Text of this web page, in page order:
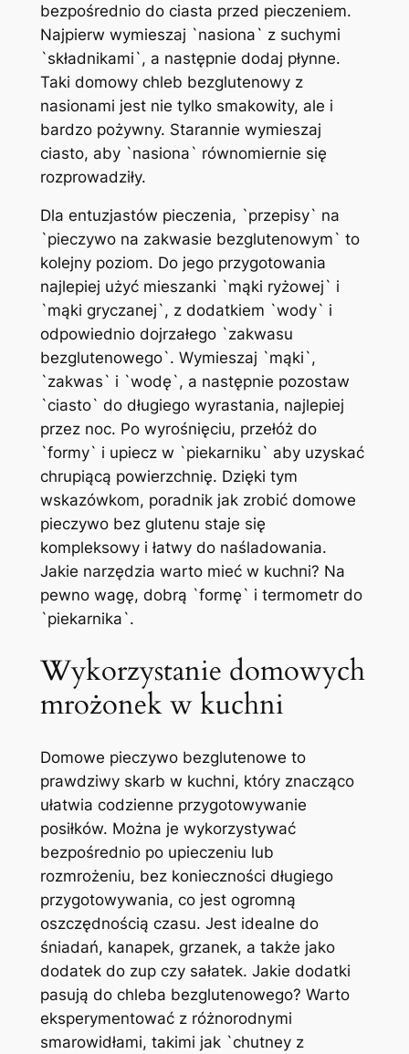
bezpośrednio do ciasta przed pieczeniem.
Najpierw wymieszaj `nasiona` z suchymi
`składnikami`, a następnie dodaj płynne.
Taki domowy chleb bezglutenowy z
nasionami jest nie tylko smakowity, ale i
bardzo pożywny. Starannie wymieszaj
ciasto, aby `nasiona` równomiernie się
rozprowadziły.
Dla entuzjastów pieczenia, `przepisy` na
`pieczywo na zakwasie bezglutenowym` to
kolejny poziom. Do jego przygotowania
najlepiej użyć mieszanki `mąki ryżowej` i
`mąki gryczanej`, z dodatkiem `wody` i
odpowiednio dojrzałego `zakwasu
bezglutenowego`. Wymieszaj `mąki`,
`zakwas` i `wodę`, a następnie pozostaw
`ciasto` do długiego wyrastania, najlepiej
przez noc. Po wyrośnięciu, przełóż do
`formy` i upiecz w `piekarniku` aby uzyskać
chrupiącą powierzchnię. Dzięki tym
wskazówkom, poradnik jak zrobić domowe
pieczywo bez glutenu staje się
kompleksowy i łatwy do naśladowania.
Jakie narzędzia warto mieć w kuchni? Na
pewno wagę, dobrą `formę` i termometr do
`piekarnika`.
Wykorzystanie domowych
mrożonek w kuchni
Domowe pieczywo bezglutenowe to
prawdziwy skarb w kuchni, który znacząco
ułatwia codzienne przygotowywanie
posiłków. Można je wykorzystywać
bezpośrednio po upieczeniu lub
rozmrożeniu, bez konieczności długiego
przygotowywania, co jest ogromną
oszczędnością czasu. Jest idealne do
śniadań, kanapek, grzanek, a także jako
dodatek do zup czy sałatek. Jakie dodatki
pasują do chleba bezglutenowego? Warto
eksperymentować z różnorodnymi
smarowidłami, takimi jak `chutney z